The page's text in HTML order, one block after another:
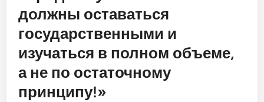
должны оставаться
государственными и
изучаться в полном объеме,
а не по остаточному
принципу!»